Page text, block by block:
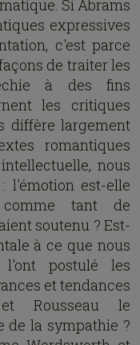
Si Abrams
expressives
c'est parce
de traiter les
à des fins
les critiques
diffère largement
romantiques
nous
l'émotion est-elle
comme tant de
soutenu ? Est-
à ce que nous
l'ont postulé les
et tendances
Rousseau le
de la sympathie ?